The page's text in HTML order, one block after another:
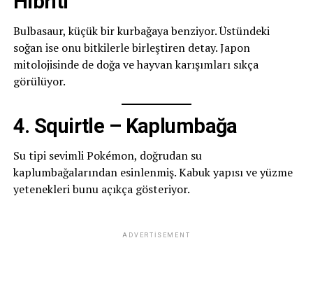
Bulbasaur, küçük bir kurbağaya benziyor. Üstündeki
soğan ise onu bitkilerle birleştiren detay. Japon
mitolojisinde de doğa ve hayvan karışımları sıkça
görülüyor.
4. Squirtle – Kaplumbağa
Su tipi sevimli Pokémon, doğrudan su
kaplumbağalarından esinlenmiş. Kabuk yapısı ve yüzme
yetenekleri bunu açıkça gösteriyor.
ADVERTISEMENT